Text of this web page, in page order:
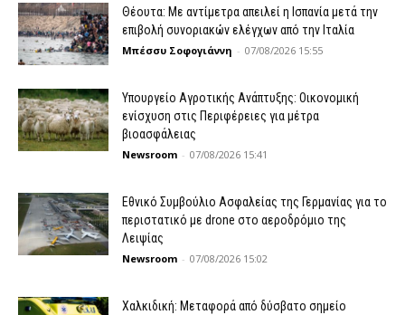
Θέουτα: Με αντίμετρα απειλεί η Ισπανία μετά την
επιβολή συνοριακών ελέγχων από την Ιταλία
Μπέσσυ Σοφογιάννη - 07/08/2026 15:55
Υπουργείο Αγροτικής Ανάπτυξης: Οικονομική
ενίσχυση στις Περιφέρειες για μέτρα
βιοασφάλειας
Newsroom - 07/08/2026 15:41
Εθνικό Συμβούλιο Ασφαλείας της Γερμανίας για το
περιστατικό με drone στο αεροδρόμιο της
Λειψίας
Newsroom - 07/08/2026 15:02
Χαλκιδική: Μεταφορά από δύσβατο σημείο